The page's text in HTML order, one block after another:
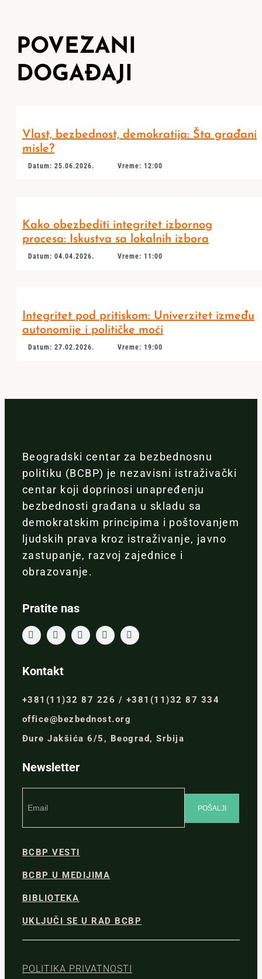
POVEZANI
DOGAĐAJI
Vlast, bezbednost, demokratija: Šta građani
misle?
Datum: 25.06.2026. Vreme: 12:00
Kako obezbediti integritet izbornog
procesa: Iskustva sa lokalnih izbora
Datum: 04.04.2026. Vreme: 11:00
Integritet pod pritiskom: Univerzitet između
autonomije i političke moći
Datum: 27.02.2026. Vreme: 19:00
Beogradski centar za bezbednosnu
politiku (BCBP) je nezavisni istraživački
centar koji doprinosi unapređenju
bezbednosti građana u skladu sa
demokratskim principima i poštovanjem
ljudskih prava kroz istraživanje, javno
zastupanje, razvoj zajednice i
obrazovanje.
Pratite nas
Kontakt
+381(11)32 87 226 / +381(11)32 87 334
office@bezbednost.org
Đure Jakšića 6/5, Beograd, Srbija
Newsletter
BCBP VESTI
BCBP U MEDIJIMA
BIBLIOTEKA
UKLJUČI SE U RAD BCBP
POLITIKA PRIVATNOSTI